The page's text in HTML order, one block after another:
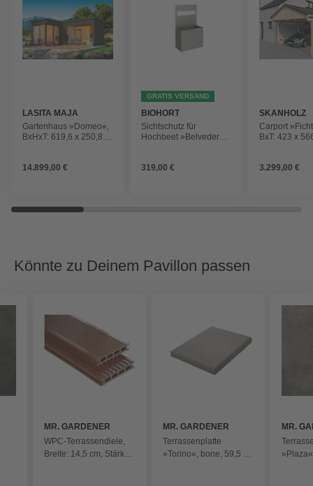
LASITA MAJA
Gartenhaus »Domeo«,
BxHxT: 619,6 x 250,8 x
grüngrau
14.899,00 €
GRATIS VERSAND
BIOHORT
Sichtschutz für
Hochbeet »Belvedere«,
319,00 €
SKANHOLZ
Carport
BxT: 423 x
3.299,00 €
Könnte zu Deinem Pavillon passen
MR. GARDENER
WPC-Terrassendiele,
Breite: 14,5 cm, Stärke:
MR. GARDENER
Terrassenplatte
»Torino«, bone, 59,5 x
MR.